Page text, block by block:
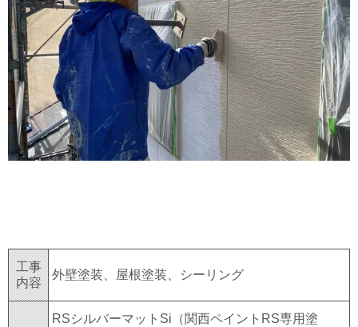
工事
内容
外壁塗装、屋根塗装、シーリング
RSシルバーマットSi（関西ペイントRS専用塗